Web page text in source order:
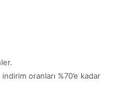
oranları %70’e kadar